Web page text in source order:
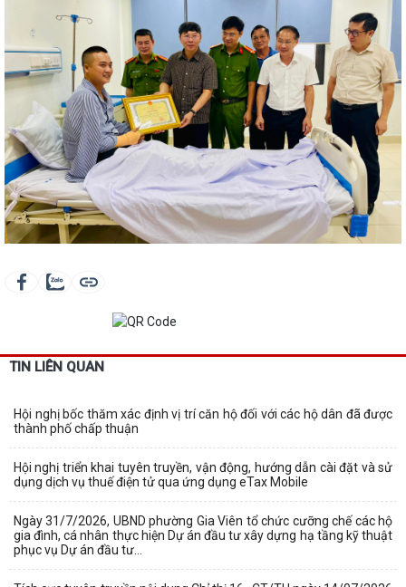
TIN LIÊN QUAN
Hội nghị bốc thăm xác định vị trí căn hộ đối với các hộ dân đã được
thành phố chấp thuận
Hội nghị triển khai tuyên truyền, vận động, hướng dẫn cài đặt và sử
dụng dịch vụ thuế điện tử qua ứng dụng eTax Mobile
Ngày 31/7/2026, UBND phường Gia Viên tổ chức cưỡng chế các hộ
gia đình, cá nhân thực hiện Dự án đầu tư xây dựng hạ tầng kỹ thuật
phục vụ Dự án đầu tư...